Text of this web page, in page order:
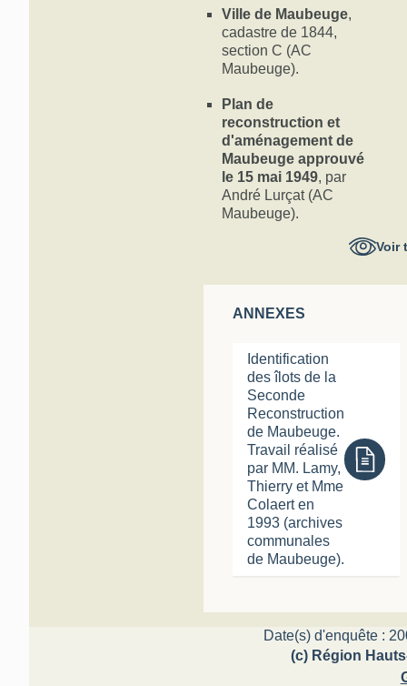
Ville de Maubeuge,
cadastre de 1844,
section C (AC
Maubeuge).
Plan de
reconstruction et
d'aménagement de
Maubeuge approuvé
le 15 mai 1949, par
André Lurçat (AC
Maubeuge).
Voir
ANNEXES
Identification
des îlots de la
Seconde
Reconstruction
de Maubeuge.
Travail réalisé
par MM. Lamy,
Thierry et Mme
Colaert en
1993 (archives
communales
de Maubeuge).
Date(s) d'enquête :
(c) Région